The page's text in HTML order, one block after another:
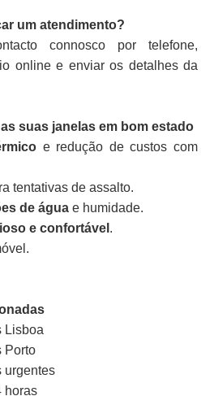
um atendimento?
connosco por telefone,
online e enviar os detalhes da
suas janelas em bom estado
e redução de custos com
tentativas de assalto.
de água e humidade.
e confortável .
Lisboa
Porto
urgentes
horas